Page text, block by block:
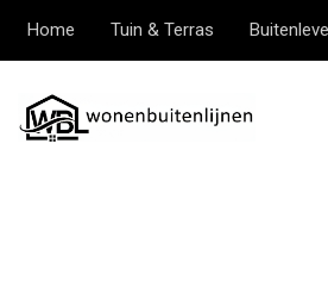
Home Tuin & Terras